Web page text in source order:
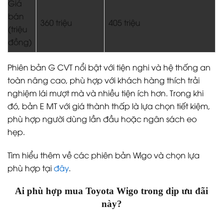
Giá
bán
(triệu
đồng)
360 triệu 405 triệu
Phiên bản G CVT nổi bật với tiện nghi và hệ thống an
toàn nâng cao, phù hợp với khách hàng thích trải
nghiệm lái mượt mà và nhiều tiện ích hơn. Trong khi
đó, bản E MT với giá thành thấp là lựa chọn tiết kiệm,
phù hợp người dùng lần đầu hoặc ngân sách eo
hẹp.
Tìm hiểu thêm về các phiên bản Wigo và chọn lựa
phù hợp tạiđây.
Ai phù hợp mua Toyota Wigo trong dịp ưu đãi
này?